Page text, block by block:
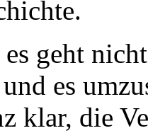
geht
es
klar, die